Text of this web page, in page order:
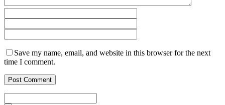
Save my name, email, and website in this browser for the next
time I comment.